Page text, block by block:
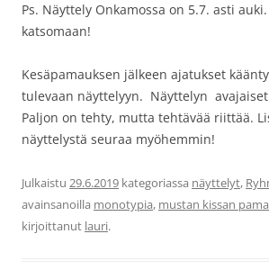
Ps. Näyttely Onkamossa on 5.7. asti
katsomaan!
Kesäpamauksen jälkeen ajatukset
tulevaan näyttelyyn. Näyttelyn
Paljon on tehty, mutta tehtävää riittää.
näyttelystä seuraa myöhemmin!
Julkaistu 29.6.2019 kategoriassa näyttelyt,
avainsanoilla monotypia, mustan kissan
kirjoittanut lauri.